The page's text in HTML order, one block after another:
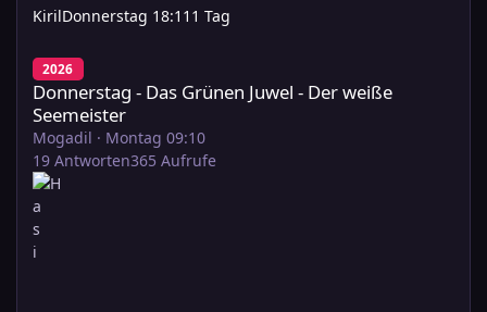
KirilDonnerstag 18:11 1 Tag
Donnerstag - Das Grünen Juwel - Der weiße Seemeister
2026
Donnerstag - Das Grünen Juwel - Der weiße
Seemeister
Mogadil · Montag 09:10
19 Antworten365 Aufrufe